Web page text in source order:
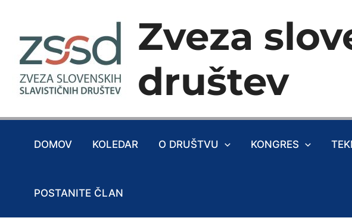
content
Zveza
društev
DOMOV KOLEDAR O DRUŠTVU KONGRES
POSTANITE ČLAN